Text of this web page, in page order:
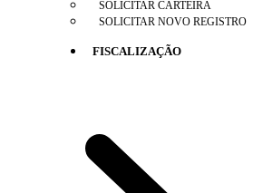
SOLICITAR CARTEIRA
SOLICITAR NOVO REGISTRO
FISCALIZAÇÃO